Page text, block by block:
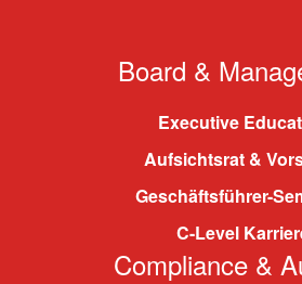
Board &
Executive
Aufsichtsrat &
Geschäftsführer-
C-Level
Compliance &